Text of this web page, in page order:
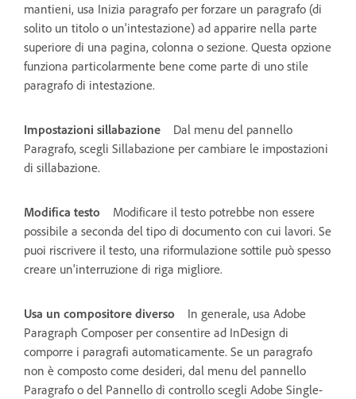
mantieni, usa Inizia paragrafo per forzare un paragrafo (di
solito un titolo o un'intestazione) ad apparire nella parte
superiore di una pagina, colonna o sezione. Questa opzione
funziona particolarmente bene come parte di uno stile
paragrafo di intestazione.
Impostazioni sillabazione
Dal menu del pannello
Paragrafo, scegli Sillabazione per cambiare le impostazioni
di sillabazione.
Modifica testo
Modificare il testo potrebbe non essere
possibile a seconda del tipo di documento con cui lavori. Se
puoi riscrivere il testo, una riformulazione sottile può spesso
creare un'interruzione di riga migliore.
Usa un compositore diverso
In generale, usa Adobe
Paragraph Composer per consentire ad InDesign di
comporre i paragrafi automaticamente. Se un paragrafo
non è composto come desideri, dal menu del pannello
Paragrafo o del Pannello di controllo scegli Adobe Single-